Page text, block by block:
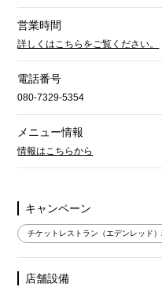
営業時間
詳しくはこちらをご覧ください。
電話番号
080-7329-5354
メニュー情報
情報はこちらから
キャンペーン
チケットレストラン（エデンレッド
店舗設備